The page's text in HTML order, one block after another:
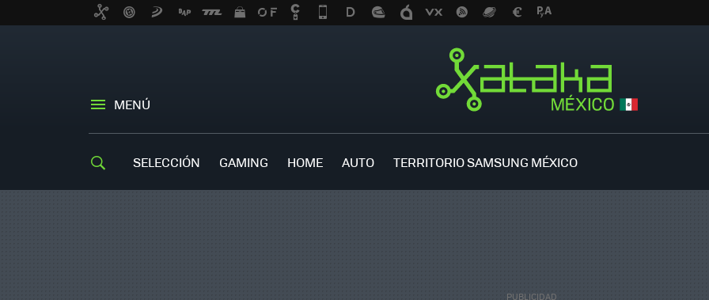
MENÚ
SELECCIÓN GAMING HOME AUTO TERRITORIO SAMSUNG MÉXICO